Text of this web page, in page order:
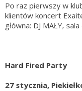
Po raz pierwszy w
klientów koncert
główna: DJ MAŁY,
Hard Fired Party
27 stycznia,